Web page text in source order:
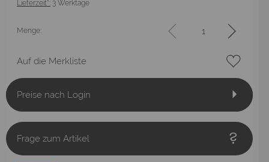
Lieferzeit*: 3 Werktage
Menge:
Auf die Merkliste
Preise nach Login
Frage zum Artikel